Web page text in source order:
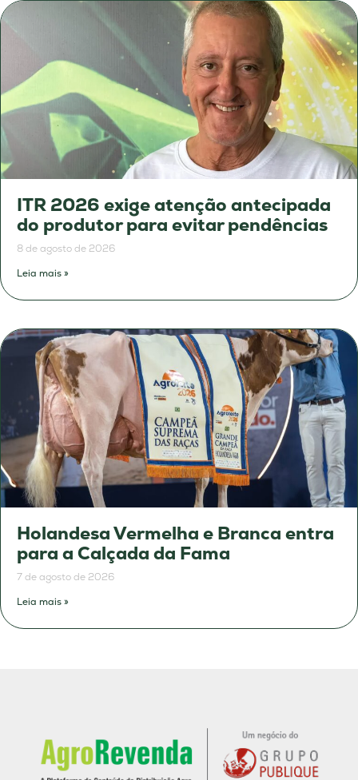
ITR 2026 exige atenção antecipada
do produtor para evitar pendências
8 de agosto de 2026
Leia mais »
Holandesa Vermelha e Branca entra
para a Calçada da Fama
7 de agosto de 2026
Leia mais »